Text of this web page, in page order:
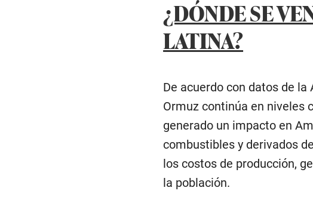
¿DÓNDE SE
LATINA?
De acuerdo con datos de
Ormuz continúa en niveles
generado un impacto en
combustibles y derivados
los costos de producción,
la población.